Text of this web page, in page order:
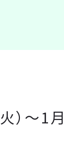
～1月